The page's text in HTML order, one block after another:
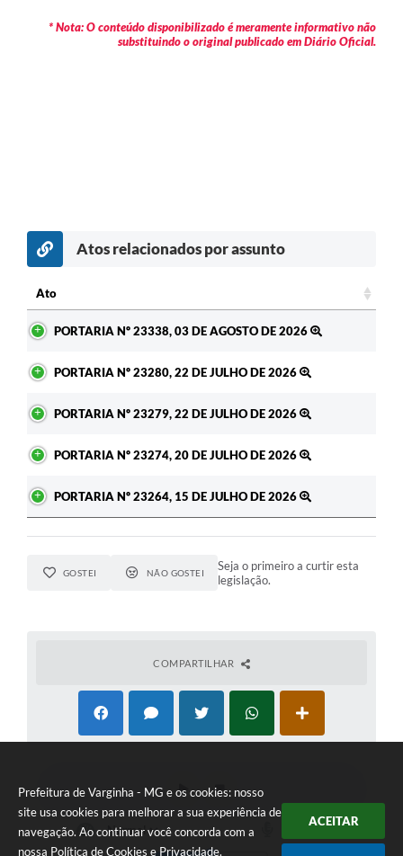
Prefeitura de Varginha - MG e os cookies: nosso
site usa cookies para melhorar a sua experiência de
navegação. Ao continuar você concorda com a
nossa Política de Cookies e Privacidade.
ACEITAR
* Nota: O conteúdo disponibilizado é meramente informativo não
substituindo o original publicado em Diário Oficial.
Atos relacionados por assunto
Ato
PORTARIA Nº 23338, 03 DE AGOSTO DE 2026
PORTARIA Nº 23280, 22 DE JULHO DE 2026
PORTARIA Nº 23279, 22 DE JULHO DE 2026
PORTARIA Nº 23274, 20 DE JULHO DE 2026
PORTARIA Nº 23264, 15 DE JULHO DE 2026
GOSTEI NÃO GOSTEI
Seja o primeiro a curtir esta
legislação.
COMPARTILHAR